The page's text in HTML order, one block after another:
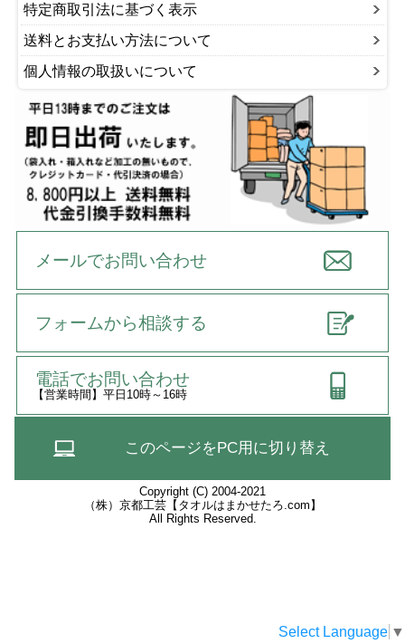
特定商取引法に基づく表示
送料とお支払い方法について
個人情報の取扱いについて
メールでお問い合わせ
フォームから相談する
電話でお問い合わせ
【営業時間】平日10時～16時
このページをPC用に切り替え
Copyright (C) 2004-2021
（株）京都工芸【タオルはまかせたろ.com】
All Rights Reserved.
Select Language ▼